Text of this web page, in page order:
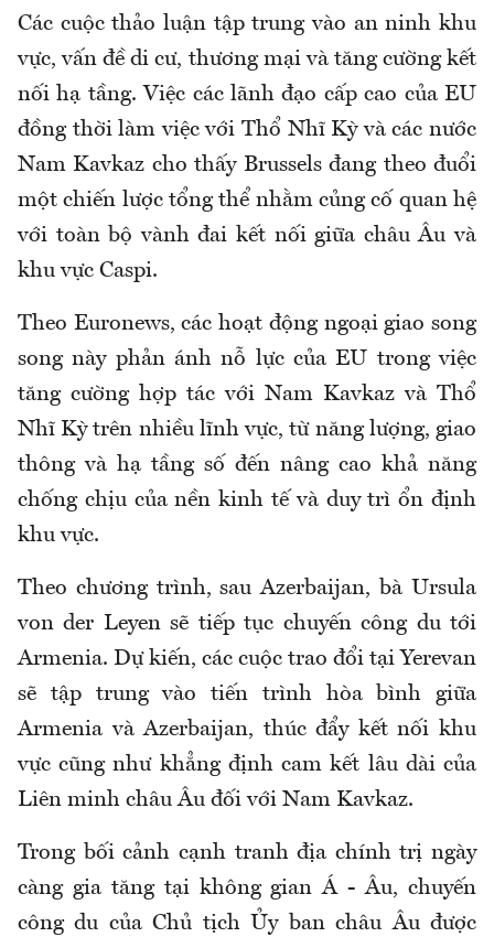
Các cuộc thảo luận tập trung vào an ninh khu
vực, vấn đề di cư, thương mại và tăng cường kết
nối hạ tầng. Việc các lãnh đạo cấp cao của EU
đồng thời làm việc với Thổ Nhĩ Kỳ và các nước
Nam Kavkaz cho thấy Brussels đang theo đuổi
một chiến lược tổng thể nhằm củng cố quan hệ
với toàn bộ vành đai kết nối giữa châu Âu và
khu vực Caspi.
Theo Euronews, các hoạt động ngoại giao song
song này phản ánh nỗ lực của EU trong việc
tăng cường hợp tác với Nam Kavkaz và Thổ
Nhĩ Kỳ trên nhiều lĩnh vực, từ năng lượng, giao
thông và hạ tầng số đến nâng cao khả năng
chống chịu của nền kinh tế và duy trì ổn định
khu vực.
Theo chương trình, sau Azerbaijan, bà Ursula
von der Leyen sẽ tiếp tục chuyến công du tới
Armenia. Dự kiến, các cuộc trao đổi tại Yerevan
sẽ tập trung vào tiến trình hòa bình giữa
Armenia và Azerbaijan, thúc đẩy kết nối khu
vực cũng như khẳng định cam kết lâu dài của
Liên minh châu Âu đối với Nam Kavkaz.
Trong bối cảnh cạnh tranh địa chính trị ngày
càng gia tăng tại không gian Á - Âu, chuyến
công du của Chủ tịch Ủy ban châu Âu được